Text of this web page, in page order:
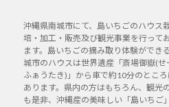
沖縄県南城市にて、島いちごのハウス
培・加工・販売及び観光事業を行って
ます。島いちごの摘み取り体験ができ
城市のハウスは世界遺産「斎場御嶽(せ
ふぁうたき)」から車で約10分のところ
あります。県内の方はもちろん、観光
も是非、沖縄産の美味しい「島いちご